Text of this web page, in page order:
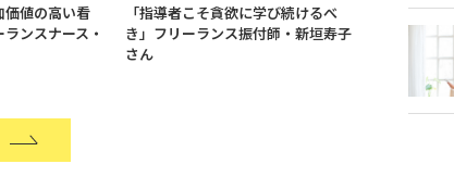
価値の高い看
ンスナース・
「指導者こそ貪欲に学び続けるべ
き」フリーランス振付師・新垣寿子
さん